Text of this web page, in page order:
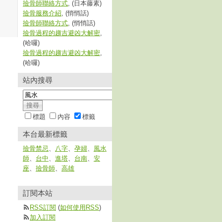
撿骨師聯絡方式, (日本藤素)
撿骨服務介紹, (悄悄話)
撿骨師聯絡方式, (悄悄話)
撿骨過程的趨吉避凶大解密,
(哈囉)
撿骨過程的趨吉避凶大解密,
(哈囉)
站內搜尋
標題 內容 標籤
本台最新標籤
撿骨禁忌、 八字、 孕婦、 風水
師、 台中、 進塔、 台南、 安
座、 撿骨師、 高雄
訂閱本站
RSS訂閱 (如何使用RSS)
加入訂閱